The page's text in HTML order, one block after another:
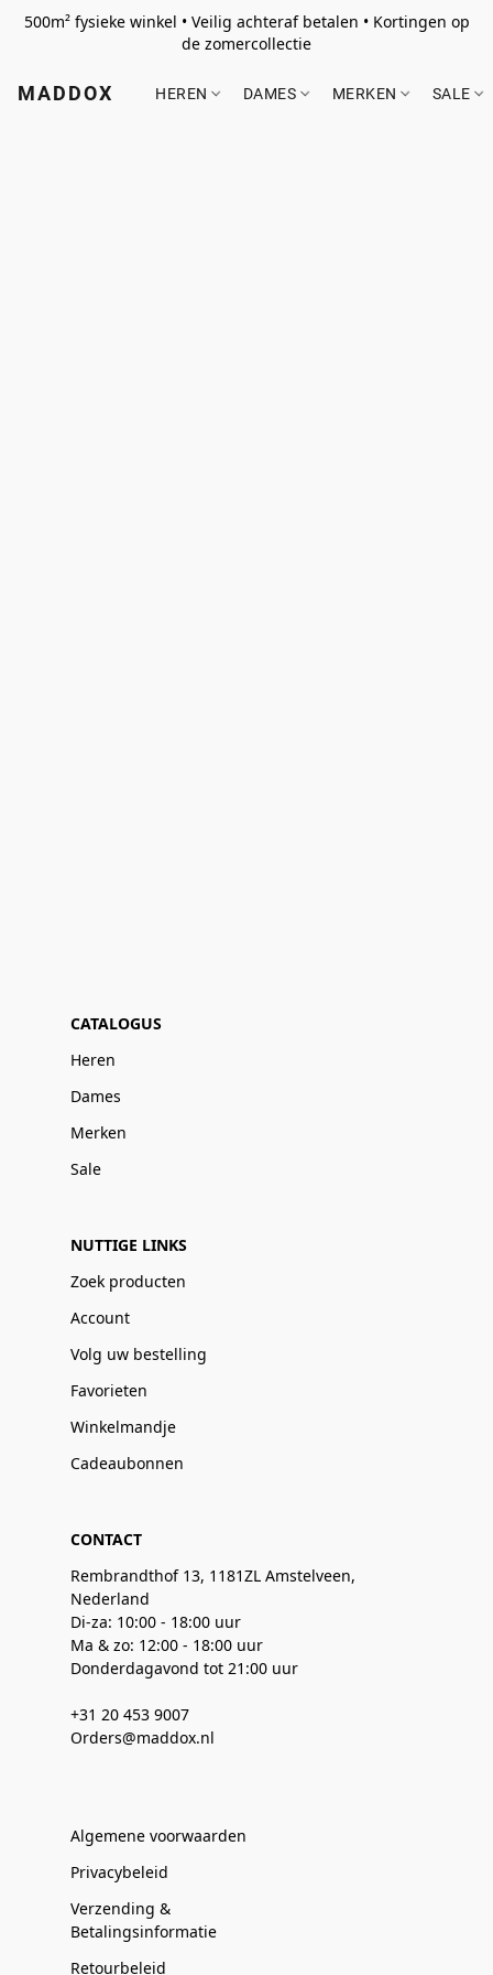
500m² fysieke winkel • Veilig achteraf betalen • Kortingen op
de zomercollectie
MADDOX HEREN DAMES MERKEN SALE
CATALOGUS
Heren
Dames
Merken
Sale
NUTTIGE LINKS
Zoek producten
Account
Volg uw bestelling
Favorieten
Winkelmandje
Cadeaubonnen
CONTACT
Rembrandthof 13, 1181ZL Amstelveen,
Nederland
Di-za: 10:00 - 18:00 uur
Ma & zo: 12:00 - 18:00 uur
Donderdagavond tot 21:00 uur
+31 20 453 9007
Orders@maddox.nl
Algemene voorwaarden
Privacybeleid
Verzending &
Betalingsinformatie
Retourbeleid